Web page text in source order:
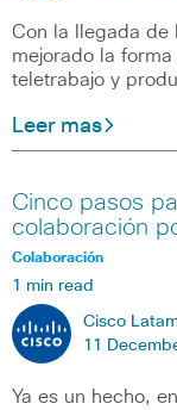
Con la llegada de
mejorado la
teletrabajo y
Leer mas
Cinco pasos
colaboración
Colaboración
1 min read
Cisco
11
Ya es un hecho,